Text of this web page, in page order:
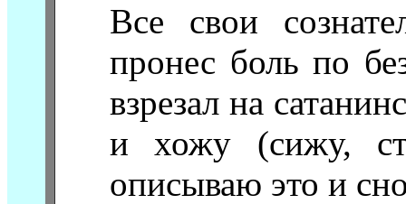
Все свои
пронес боль по
взрезал на
и хожу (сижу,
описываю это и